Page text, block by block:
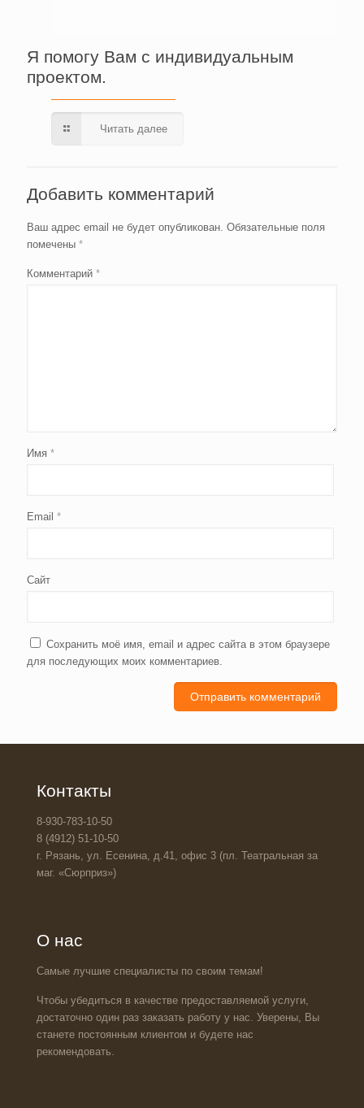
Я помогу Вам с индивидуальным
проектом.
Читать далее
Добавить комментарий
Ваш адрес email не будет опубликован. Обязательные поля
помечены *
Комментарий *
Имя *
Email *
Сайт
Сохранить моё имя, email и адрес сайта в этом браузере
для последующих моих комментариев.
Контакты
8-930-783-10-50
8 (4912) 51-10-50
г. Рязань, ул. Есенина, д.41, офис 3 (пл. Театральная за
маг. «Сюрприз»)
О нас
Самые лучшие специалисты по своим темам!
Чтобы убедиться в качестве предоставляемой услуги,
достаточно один раз заказать работу у нас. Уверены, Вы
станете постоянным клиентом и будете нас
рекомендовать.